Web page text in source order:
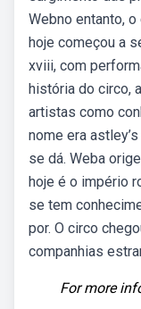
Webno entanto,
hoje começou a
xviii, com
história do circo,
artistas como
nome era
se dá. Weba
hoje é o império
se tem
por. O circo
companhias
For more